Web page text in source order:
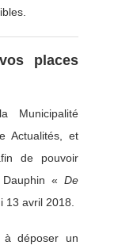
places
Municipalité
Actualités, et
de pouvoir
« De
13 avril 2018.
à déposer un